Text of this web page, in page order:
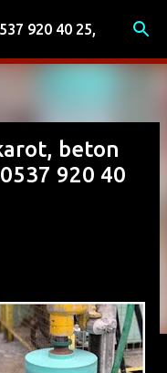
920 40 25,
beton
920 40